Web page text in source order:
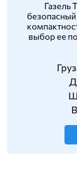
Газель
безопасный
выбор ее